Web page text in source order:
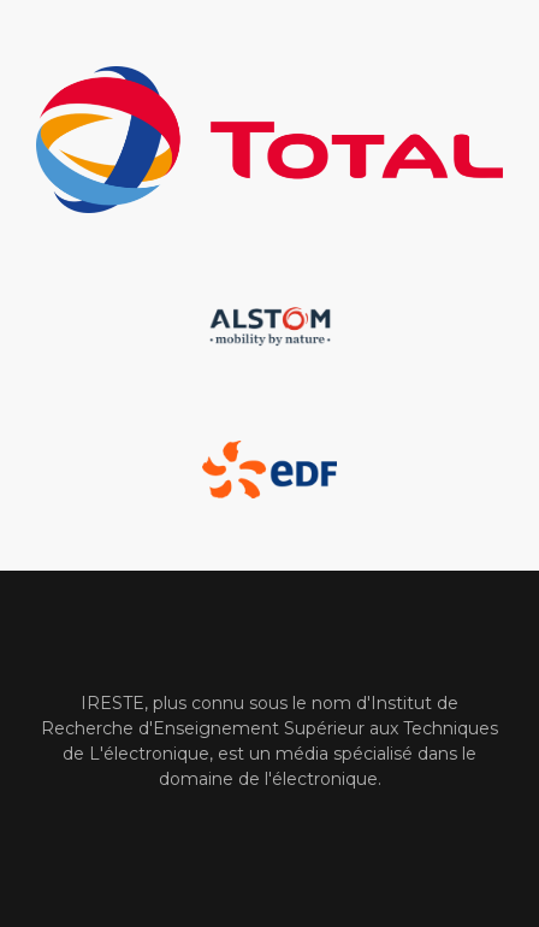
IRESTE, plus connu sous le nom d'Institut de
Recherche d'Enseignement Supérieur aux Techniques
de L'électronique, est un média spécialisé dans le
domaine de l'électronique.